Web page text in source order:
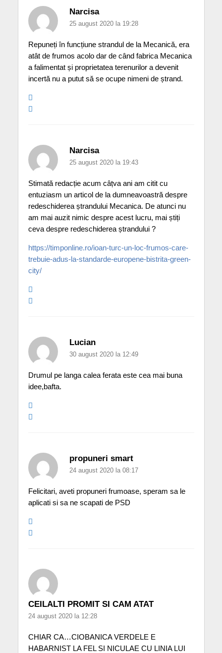
Narcisa
25 august 2020 la 19:28
Repuneți în funcțiune strandul de la Mecanică, era
atât de frumos acolo dar de când fabrica Mecanica
a falimentat și proprietatea terenurilor a devenit
incertă nu a putut să se ocupe nimeni de ștrand.
Narcisa
25 august 2020 la 19:43
Stimată redacție acum câțva ani am citit cu
entuziasm un articol de la dumneavoastră despre
redeschiderea ștrandului Mecanica. De atunci nu
am mai auzit nimic despre acest lucru, mai știți
ceva despre redeschiderea ștrandului ?
https://timponline.ro/ioan-turc-un-loc-frumos-care-
trebuie-adus-la-standarde-europene-bistrita-green-
city/
Lucian
30 august 2020 la 12:49
Drumul pe langa calea ferata este cea mai buna
idee,bafta.
propuneri smart
24 august 2020 la 08:17
Felicitari, aveti propuneri frumoase, speram sa le
aplicati si sa ne scapati de PSD
CEILALTI PROMIT SI CAM ATAT
24 august 2020 la 12:28
CHIAR CA…CIOBANICA VERDELE E
HABARNIST LA FEL SI NICULAE CU LINIA LUI